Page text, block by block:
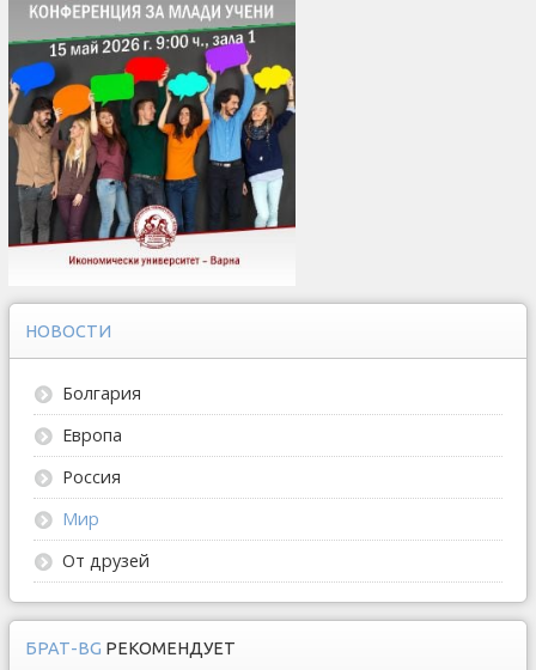
НОВОСТИ
Болгария
Европа
Россия
Мир
От друзей
БРАТ-BG РЕКОМЕНДУЕТ